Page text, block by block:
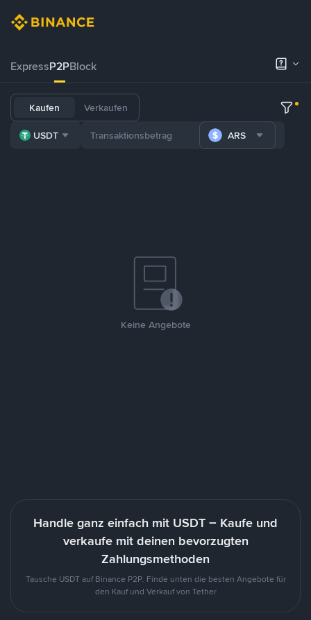
ExpressP2PBlock
Kaufen Verkaufen
USDT ARS
Keine Angebote
Handle ganz einfach mit USDT – Kaufe und
verkaufe mit deinen bevorzugten
Zahlungsmethoden
Tausche USDT auf Binance P2P. Finde unten die besten Angebote für
den Kauf und Verkauf von Tether